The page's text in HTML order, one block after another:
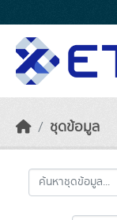
ชุดข้อมูล